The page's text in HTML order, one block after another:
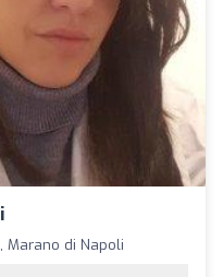
Marano di Napoli